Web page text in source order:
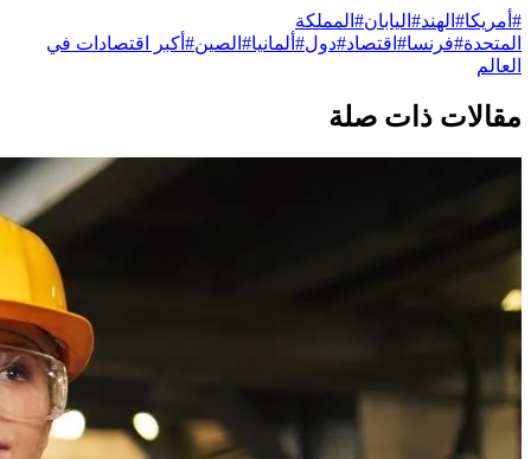
# أمريكا# الهند# اليابان# المملكة
المتحدة#فرنسا# اقتصاد#دول# ألمانيا# الصين# أكبر اقتصادات في
العالم
مقالات ذات صلة